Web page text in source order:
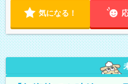
気になる！